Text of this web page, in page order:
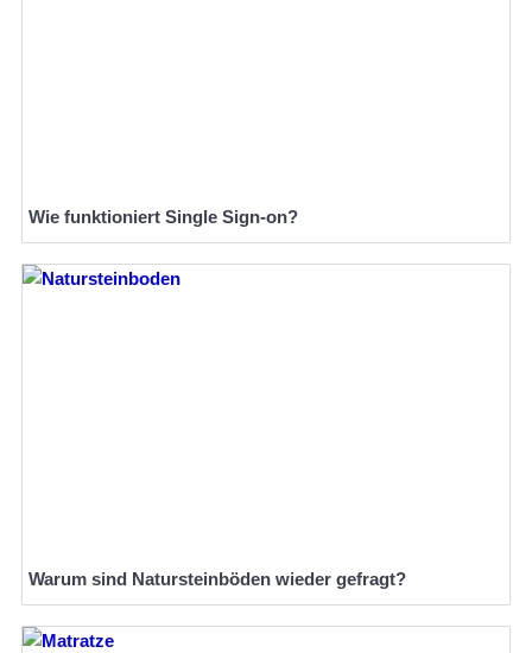
Wie funktioniert Single Sign-on?
Warum sind Natursteinböden wieder gefragt?